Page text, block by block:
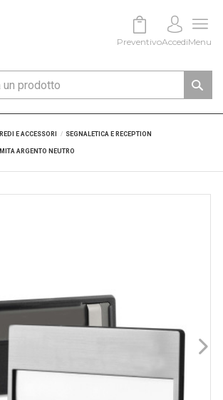
PreventivoAccediMenu
E ACCESSORI SEGNALETICA E RECEPTION
ARGENTO NEUTRO